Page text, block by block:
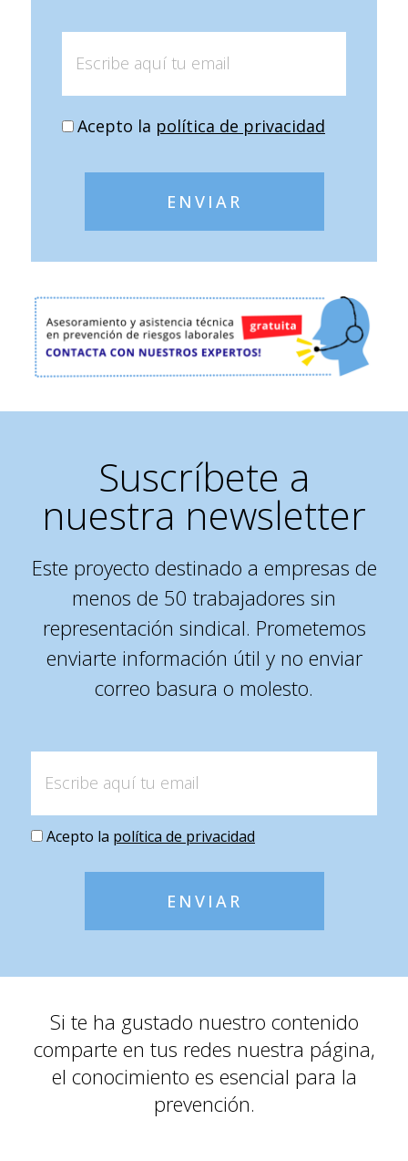
Acepto la política de privacidad
ENVIAR
Suscríbete a
nuestra newsletter
Este proyecto destinado a empresas de
menos de 50 trabajadores sin
representación sindical. Prometemos
enviarte información útil y no enviar
correo basura o molesto.
Acepto la política de privacidad
ENVIAR
Si te ha gustado nuestro contenido
comparte en tus redes nuestra página,
el conocimiento es esencial para la
prevención.